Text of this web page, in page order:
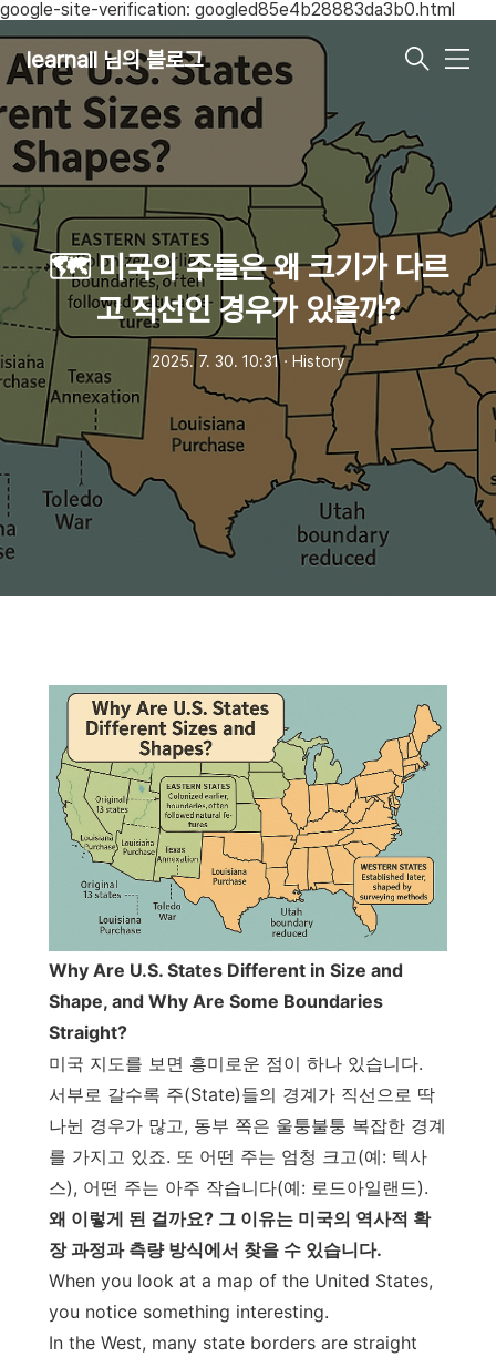
google-site-verification: googled85e4b28883da3b0.html
learnall 님의 블로그
메
🗺️ 미국의 주들은 왜 크기가 다르
고 직선인 경우가 있을까?
2025. 7. 30. 10:31ㆍ History
Why Are U.S. States Different in Size and
Shape, and Why Are Some Boundaries
Straight?
미국 지도를 보면 흥미로운 점이 하나 있습니다.
서부로 갈수록 주(State)들의 경계가 직선으로 딱
나뉜 경우가 많고, 동부 쪽은 울퉁불퉁 복잡한 경계
를 가지고 있죠. 또 어떤 주는 엄청 크고(예: 텍사
스), 어떤 주는 아주 작습니다(예: 로드아일랜드).
왜 이렇게 된 걸까요? 그 이유는 미국의 역사적 확
장 과정과 측량 방식에서 찾을 수 있습니다.
When you look at a map of the United States,
you notice something interesting.
In the West, many state borders are straight